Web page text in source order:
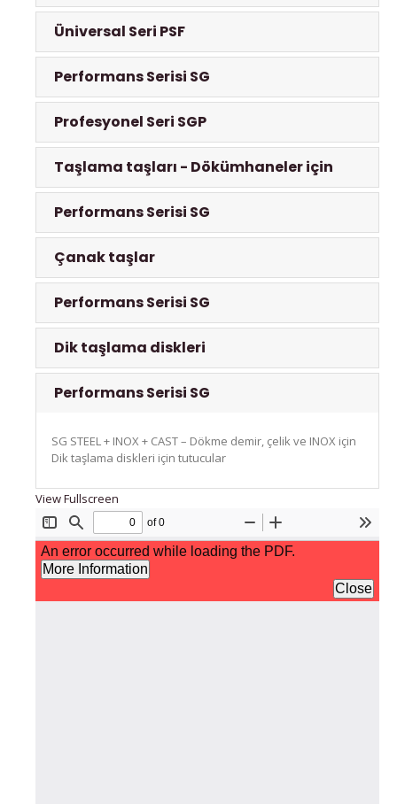
Üniversal Seri PSF
Performans Serisi SG
Profesyonel Seri SGP
Taşlama taşları - Dökümhaneler için
Performans Serisi SG
Çanak taşlar
Performans Serisi SG
Dik taşlama diskleri
Performans Serisi SG
SG STEEL + INOX + CAST – Dökme demir, çelik ve INOX için
Dik taşlama diskleri için tutucular
View Fullscreen